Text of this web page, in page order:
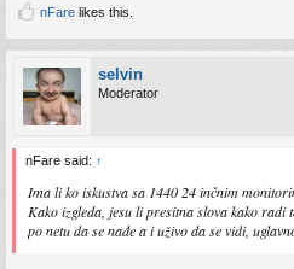
nFare likes this.
selvin
Moderator
nFare said: ↑
Ima li ko iskustva sa 1440 24 inčnim
Kako izgleda, jesu li presitna slova kako radi
po netu da se nađe a i uživo da se vidi,